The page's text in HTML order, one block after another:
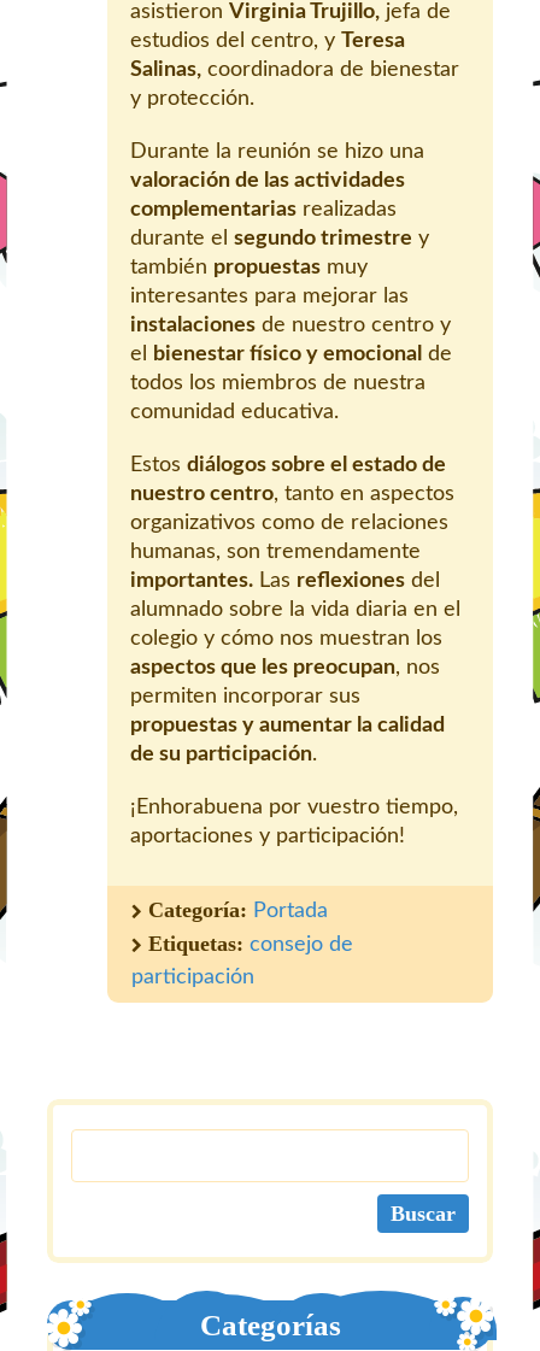
asistieron Virginia Trujillo, jefa de
estudios del centro, y Teresa
Salinas, coordinadora de bienestar
y protección.
Durante la reunión se hizo una
valoración de las actividades
complementarias realizadas
durante el segundo trimestre y
también propuestas muy
interesantes para mejorar las
instalaciones de nuestro centro y
el
bienestar físico y emocional de
todos los miembros de nuestra
comunidad educativa.
Estos diálogos sobre el estado de
nuestro centro, tanto en aspectos
organizativos como de relaciones
humanas, son tremendamente
importantes. Las reflexiones del
alumnado sobre la vida diaria en el
colegio y cómo nos muestran los
aspectos que les preocupan, nos
permiten incorporar sus
propuestas y aumentar la calidad
de su participación.
¡Enhorabuena por vuestro tiempo,
aportaciones y participación!
Categoría: Portada
Etiquetas: consejo de
participación
Categorías